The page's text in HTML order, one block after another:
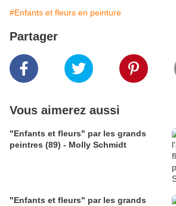
#Enfants et fleurs en peinture
Partager
Vous aimerez aussi
"Enfants et fleurs" par les grands
peintres (89) - Molly Schmidt
"Enfants et fleurs" par les grands